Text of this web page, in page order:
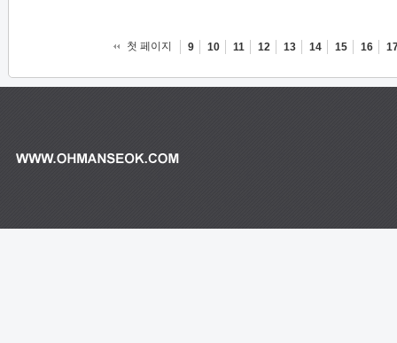
첫 페이지 9 10 11 12 13 14 15 16